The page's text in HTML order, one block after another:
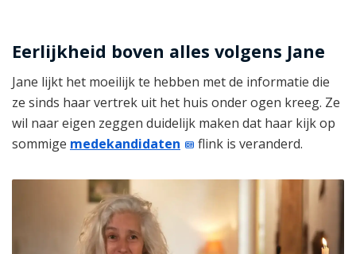
Eerlijkheid boven alles volgens Jane
Jane lijkt het moeilijk te hebben met de informatie die
ze sinds haar vertrek uit het huis onder ogen kreeg. Ze
wil naar eigen zeggen duidelijk maken dat haar kijk op
sommige medekandidaten flink is veranderd.